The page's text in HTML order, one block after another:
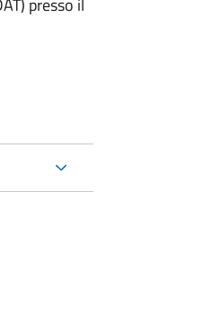
presso il